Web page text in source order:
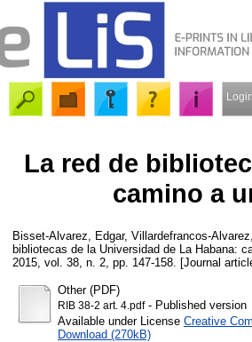
Login
La red de
camino a
Bisset-Alvarez, Edgar, Villardefrancos-
bibliotecas de la Universidad de La Habana:
2015, vol. 38, n. 2, pp. 147-158. [Journal
Other (PDF)
RIB 38-2 art. 4.pdf- Published version
Available under License Creative
Download (270kB)